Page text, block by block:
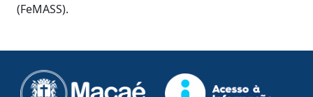
(FeMASS).